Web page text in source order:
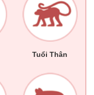
Tuổi Thân